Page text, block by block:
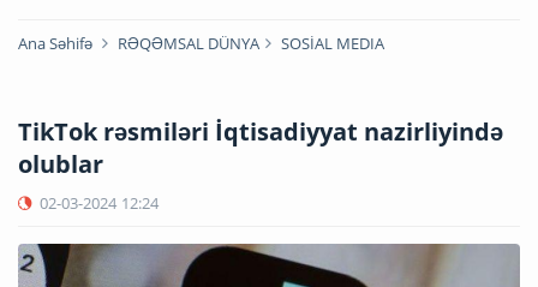
Ana Səhifə RƏQƏMSAL DÜNYA SOSİAL MEDIA
TikTok rəsmiləri İqtisadiyyat nazirliyində
olublar
02-03-2024 12:24